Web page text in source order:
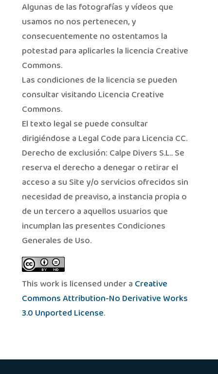
Algunas de las fotografías y vídeos que
usamos no nos pertenecen, y
consecuentemente no ostentamos la
potestad para aplicarles la licencia Creative
Commons.
Las condiciones de la licencia se pueden
consultar visitando Licencia Creative
Commons.
El texto legal se puede consultar
dirigiéndose a Legal Code para Licencia CC.
Derecho de exclusión: Calpe Divers S.L.. Se
reserva el derecho a denegar o retirar el
acceso a su Site y/o servicios ofrecidos sin
necesidad de preaviso, a instancia propia o
de un tercero a aquellos usuarios que
incumplan las presentes Condiciones
Generales de Uso.
This work is licensed under a Creative
Commons Attribution-No Derivative Works
3.0 Unported License.